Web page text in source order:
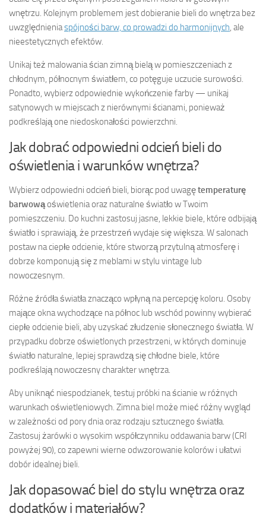
wnętrzu. Kolejnym problemem jest dobieranie bieli do wnętrza bez
uwzględnieniaspójności barw, co prowadzi do harmonijnych , ale
nieestetycznych efektów.
Unikaj też malowania ścian zimną bielą w pomieszczeniach z
chłodnym, północnym światłem, co potęguje uczucie surowości.
Ponadto, wybierz odpowiednie wykończenie farby — unikaj
satynowych w miejscach z nierównymi ścianami, ponieważ
podkreślają one niedoskonałości powierzchni.
Jak dobrać odpowiedni odcień bieli do
oświetlenia i warunków wnętrza?
Wybierz odpowiedni odcień bieli, biorąc pod uwagętemperaturę
barwowąoświetlenia oraz naturalne światło w Twoim
pomieszczeniu. Do kuchni zastosuj jasne, lekkie biele, które odbijają
światło i sprawiają, że przestrzeń wydaje się większa. W salonach
postaw na ciepłe odcienie, które stworzą przytulną atmosferę i
dobrze komponują się z meblami w stylu vintage lub
nowoczesnym.
Różne źródła światła znacząco wpłyną na percepcję koloru. Osoby
mające okna wychodzące na północ lub wschód powinny wybierać
ciepłe odcienie bieli, aby uzyskać złudzenie słonecznego światła. W
przypadku dobrze oświetlonych przestrzeni, w których dominuje
światło naturalne, lepiej sprawdzą się chłodne biele, które
podkreślają nowoczesny charakter wnętrza.
Aby uniknąć niespodzianek, testuj próbki na ścianie w różnych
warunkach oświetleniowych. Zimna biel może mieć różny wygląd
w zależności od pory dnia oraz rodzaju sztucznego światła.
Zastosuj żarówki o wysokim współczynniku oddawania barw (CRI
powyżej 90), co zapewni wierne odwzorowanie kolorów i ułatwi
dobór idealnej bieli.
Jak dopasować biel do stylu wnętrza oraz
dodatków i materiałów?